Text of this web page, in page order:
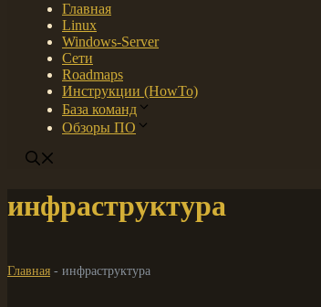
Главная
Linux
Windows-Server
Сети
Roadmaps
Инструкции (HowTo)
База команд
Обзоры ПО
инфраструктура
Главная - инфраструктура